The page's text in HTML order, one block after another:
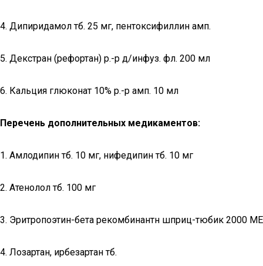
4. Дипиридамол тб. 25 мг, пентоксифиллин амп.
5. Декстран (рефортан) р.-р д/инфуз. фл. 200 мл
6. Кальция глюконат 10% р.-р амп. 10 мл
Перечень дополнительных медикаментов:
1. Амлодипин тб. 10 мг, нифедипин тб. 10 мг
2. Атенолол тб. 100 мг
3. Эритропоэтин-бета рекомбинантн шприц-тюбик 2000 МЕ
4. Лозартан, ирбезартан тб.